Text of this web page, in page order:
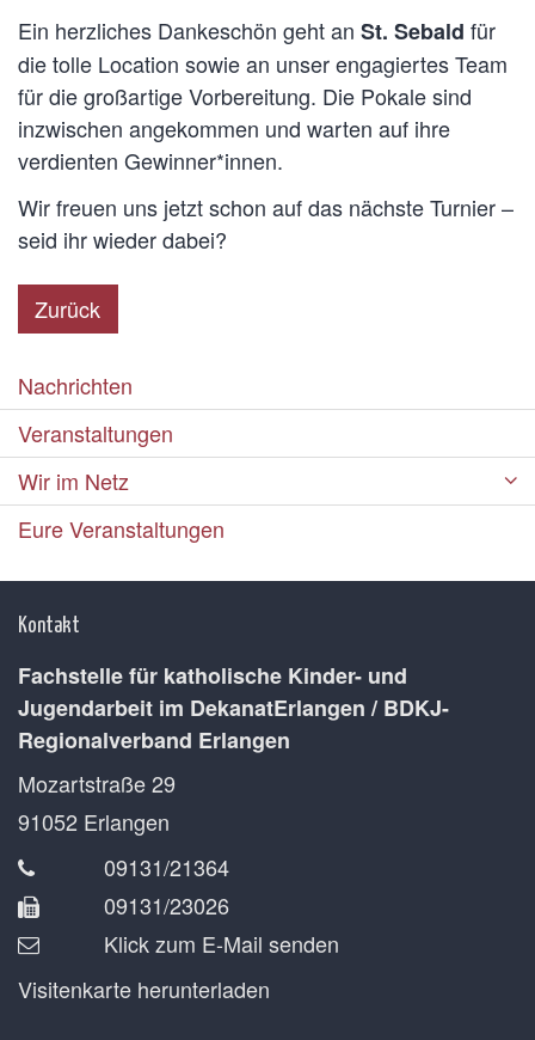
Ein herzliches Dankeschön geht an St. Sebald für
die tolle Location sowie an unser engagiertes Team
für die großartige Vorbereitung. Die Pokale sind
inzwischen angekommen und warten auf ihre
verdienten Gewinner*innen.
Wir freuen uns jetzt schon auf das nächste Turnier –
seid ihr wieder dabei?
Zurück
Nachrichten
Veranstaltungen
Wir im Netz
Eure Veranstaltungen
Kontakt
Fachstelle für katholische Kinder- und
Jugendarbeit im DekanatErlangen / BDKJ-
Regionalverband Erlangen
Mozartstraße 29
91052 Erlangen
09131/21364
09131/23026
Klick zum E-Mail senden
Visitenkarte herunterladen